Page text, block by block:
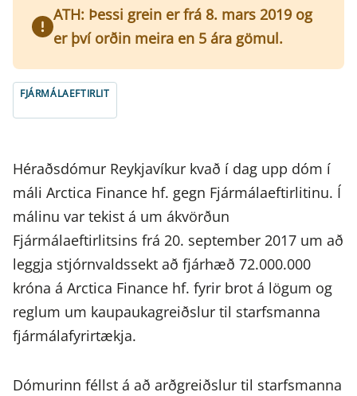
ATH: Þessi grein er frá 8. mars 2019 og
er því orðin meira en 5 ára gömul.
FJÁRMÁLAEFTIRLIT
Héraðsdómur Reykjavíkur kvað í dag upp dóm í
máli Arctica Finance hf. gegn Fjármálaeftirlitinu. Í
málinu var tekist á um ákvörðun
Fjármálaeftirlitsins frá 20. september 2017 um að
leggja stjórnvaldssekt að fjárhæð 72.000.000
króna á Arctica Finance hf. fyrir brot á lögum og
reglum um kaupaukagreiðslur til starfsmanna
fjármálafyrirtækja.
Dómurinn féllst á að arðgreiðslur til starfsmanna